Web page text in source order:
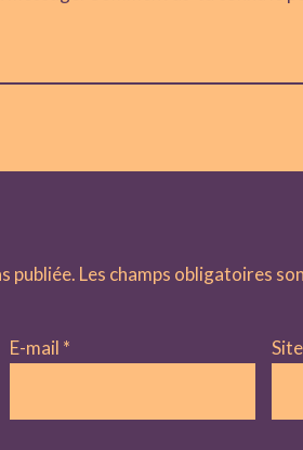
publiée. Les champs obligatoires
E-mail *